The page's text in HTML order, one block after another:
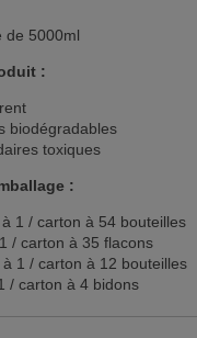
de 5000ml
:
biodégradables
toxiques
:
1 / carton à 54 bouteilles
/ carton à 35 flacons
1 / carton à 12 bouteilles
/ carton à 4 bidons